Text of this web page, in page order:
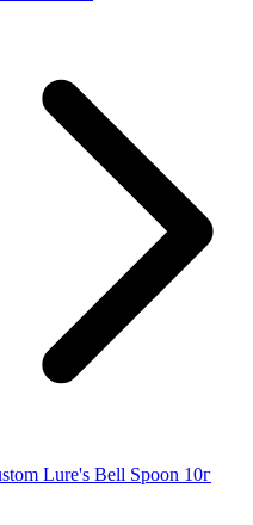
Lure's Bell Spoon 10г